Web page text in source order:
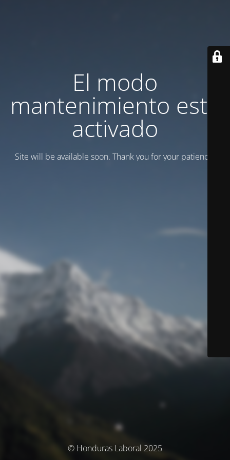
El modo
mantenimiento está
activado
Site will be available soon. Thank you for your patience!
© Honduras Laboral 2025